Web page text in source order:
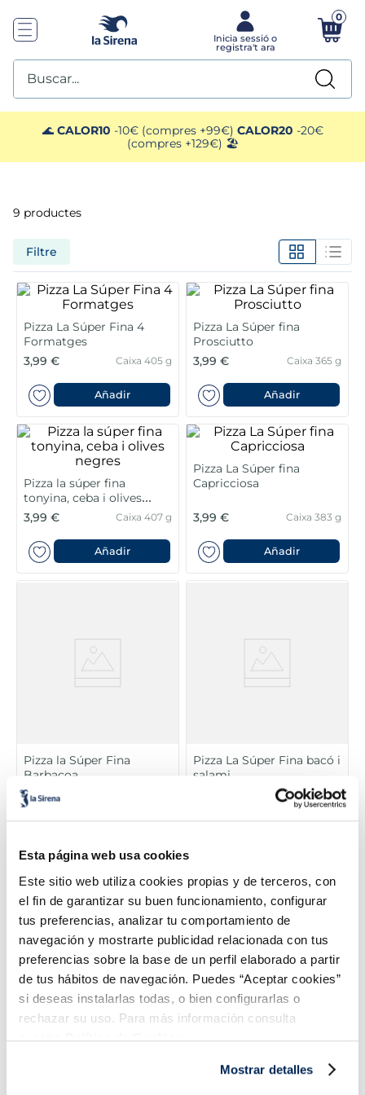
Esta página web usa cookies
Este sitio web utiliza cookies propias y de terceros, con
el fin de garantizar su buen funcionamiento, configurar
tus preferencias, analizar tu comportamiento de
navegación y mostrarte publicidad relacionada con tus
preferencias sobre la base de un perfil elaborado a partir
de tus hábitos de navegación. Puedes “Aceptar cookies”
si deseas instalarlas todas, o bien configurarlas o
rechazar su uso. Para más información consulta
nuestraPolítica de Cookies.
Mostrar detalles
0
Buscar...
🌊 CALOR10 -10€ (compres +99€) CALOR20 -20€
(compres +129€) 🏖️
9 productes
Filtre
Pizza La Súper Fina 4
Formatges
3,99 €
Caixa 405 g
Añadir
Pizza La Súper fina
Prosciutto
3,99 €
Caixa 365 g
Añadir
Pizza la súper fina
tonyina, ceba i olives
negres
3,99 € Caixa 407 g
Añadir
Pizza La Súper fina
Capricciosa
3,99 € Caixa 383 g
Añadir
Pizza la Súper Fina
Barbacoa
3,99 €
Pizza La Súper Fina bacó i
salami
Caixa 411 g
3,99 €
Caixa 440 g
TOP SEARCHES
1. helados sirena
2 gambas
patatas
4. gamba
. croquetas
. verduras
canelones
listísimos
. gambon
10. pollo